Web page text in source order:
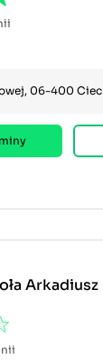
06-400
Arkadiusz